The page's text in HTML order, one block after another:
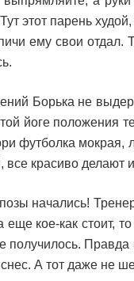
этот парень
ему свои отдал.
Борька не
йоге положения
футболка
все красиво
начались!
кое-как стоит,
получилось.
А тот даже не